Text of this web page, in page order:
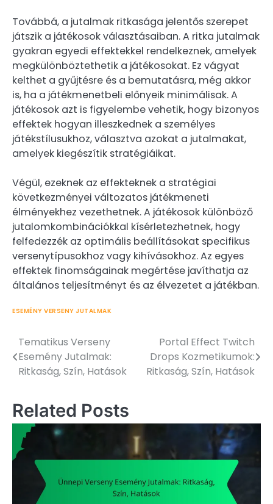
Továbbá, a jutalmak ritkasága jelentős szerepet
játszik a játékosok választásaiban. A ritka jutalmak
gyakran egyedi effektekkel rendelkeznek, amelyek
megkülönböztethetik a játékosokat. Ez vágyat
kelthet a gyűjtésre és a bemutatásra, még akkor
is, ha a játékmenetbeli előnyeik minimálisak. A
játékosok azt is figyelembe vehetik, hogy bizonyos
effektek hogyan illeszkednek a személyes
játékstílusukhoz, választva azokat a jutalmakat,
amelyek kiegészítik stratégiáikat.
Végül, ezeknek az effekteknek a stratégiai
következményei változatos játékmeneti
élményekhez vezethetnek. A játékosok különböző
jutalomkombinációkkal kísérletezhetnek, hogy
felfedezzék az optimális beállításokat specifikus
versenytípusokhoz vagy kihívásokhoz. Az egyes
effektek finomságainak megértése javíthatja az
általános teljesítményt és az élvezetet a játékban.
ESEMÉNY VERSENY JUTALMAK
Post
navigation
Tematikus Verseny
Esemény Jutalmak:
Ritkaság, Szín, Hatások
Portal Effect Twitch
Drops Kozmetikumok:
Ritkaság, Szín, Hatások
Related Posts